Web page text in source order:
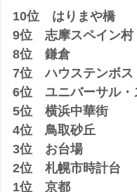
10位 はりまや橋
9位 志摩スペイン村
8位 鎌倉
7位 ハウステンボス
6位 ユニバーサル・
5位 横浜中華街
4位 鳥取砂丘
3位 お台場
2位 札幌市時計台
1位 京都